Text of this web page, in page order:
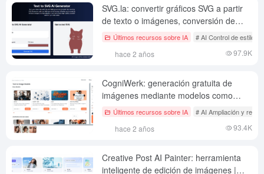
SVG.la: convertir gráficos SVG a partir
de texto o imágenes, conversión de
gráficos vectoriales
Últimos recursos sobre IA # AI Control de estilo
hace 2 años 97.9K
CogniWerk: generación gratuita de
imágenes mediante modelos como
FLUX 1.1, compatibilidad con la
importación de Civitai y formación LoRA
Últimos recursos sobre IA # AI Ampliación y
hace 2 años 93.4K
Creative Post AI Painter: herramienta
inteligente de edición de imágenes |